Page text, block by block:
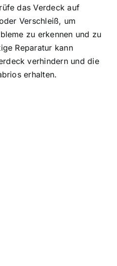
das Verdeck auf
Verschleiß, um
zu erkennen und zu
Reparatur kann
verhindern und die
erhalten.